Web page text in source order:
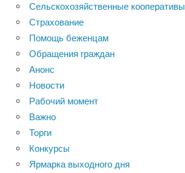
Сельскохозяйственные кооперативы
Страхование
Помощь беженцам
Обращения граждан
Анонс
Новости
Рабочий момент
Важно
Торги
Конкурсы
Ярмарка выходного дня